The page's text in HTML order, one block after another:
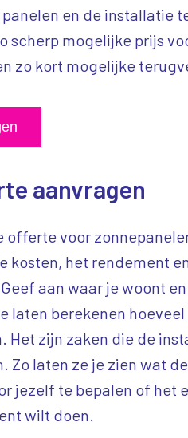
panelen en de installatie
scherp mogelijke prijs
zo kort mogelijke
aanvragen
offerte voor
kosten, het rendement
aan waar je woont
laten berekenen
Het zijn zaken die de
Zo laten ze je zien wat
jezelf te bepalen of het
wilt doen.